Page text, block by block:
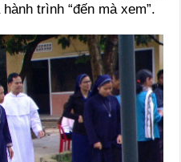
trình “đến mà xem”.